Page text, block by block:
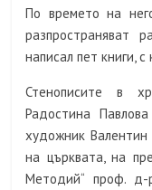
По времето на
разпространяват
написал пет книги, с
Стенописите в
Радостина
художник Валентин
на църквата, на
Методий“ проф.